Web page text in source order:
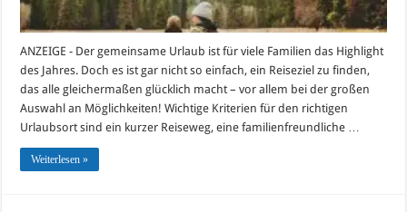
ANZEIGE - Der gemeinsame Urlaub ist für viele Familien das Highlight
des Jahres. Doch es ist gar nicht so einfach, ein Reiseziel zu finden,
das alle gleichermaßen glücklich macht – vor allem bei der großen
Auswahl an Möglichkeiten! Wichtige Kriterien für den richtigen
Urlaubsort sind ein kurzer Reiseweg, eine familienfreundliche …
Weiterlesen »